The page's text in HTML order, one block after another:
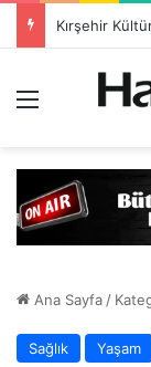
TSO Başkan
Ana Sayfa/
Sağlık Yaşam